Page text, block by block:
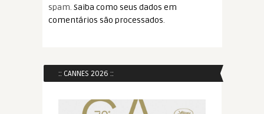
spam. Saiba como seus dados em
comentários são processados.
:: CANNES 2026 ::